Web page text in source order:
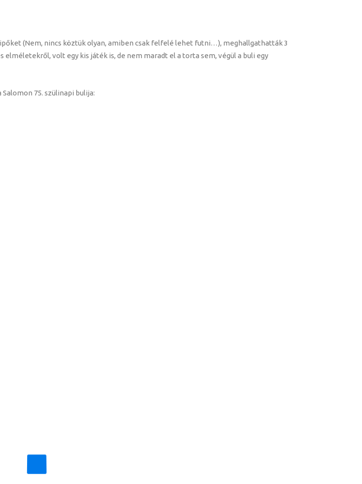
(Nem, nincs köztük olyan, amiben csak felfelé lehet futni…), meghallgathatták 3
elméletekről, volt egy kis játék is, de nem maradt el a torta sem, végül a buli egy
75. szülinapi bulija: